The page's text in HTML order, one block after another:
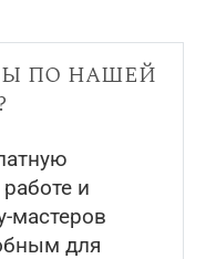
по нашей
и
мастеров
для